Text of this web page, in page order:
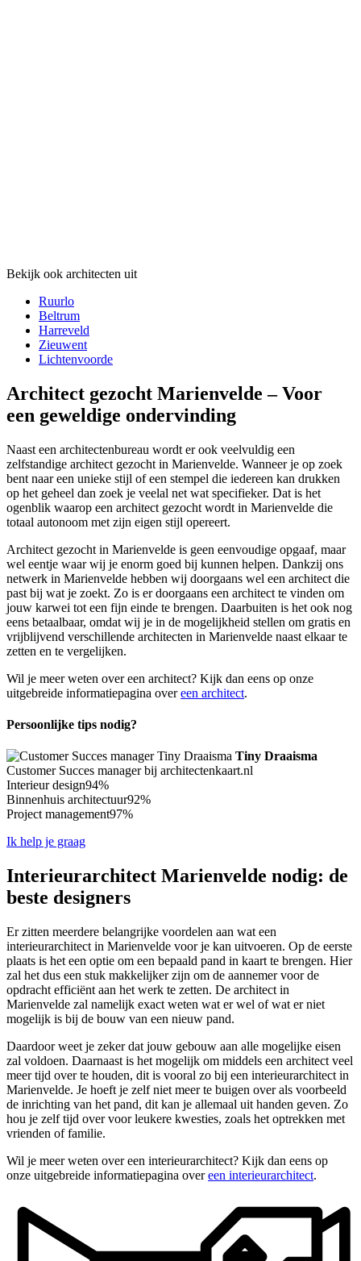
Bekijk ook architecten uit
Ruurlo
Beltrum
Harreveld
Zieuwent
Lichtenvoorde
Architect gezocht Marienvelde – Voor
een geweldige ondervinding
Naast een architectenbureau wordt er ook veelvuldig een
zelfstandige architect gezocht in Marienvelde. Wanneer je op zoek
bent naar een unieke stijl of een stempel die iedereen kan drukken
op het geheel dan zoek je veelal net wat specifieker. Dat is het
ogenblik waarop een architect gezocht wordt in Marienvelde die
totaal autonoom met zijn eigen stijl opereert.
Architect gezocht in Marienvelde is geen eenvoudige opgaaf, maar
wel eentje waar wij je enorm goed bij kunnen helpen. Dankzij ons
netwerk in Marienvelde hebben wij doorgaans wel een architect die
past bij wat je zoekt. Zo is er doorgaans een architect te vinden om
jouw karwei tot een fijn einde te brengen. Daarbuiten is het ook nog
eens betaalbaar, omdat wij je in de mogelijkheid stellen om gratis en
vrijblijvend verschillende architecten in Marienvelde naast elkaar te
zetten en te vergelijken.
Wil je meer weten over een architect? Kijk dan eens op onze
uitgebreide informatiepagina overeen architect.
Persoonlijke tips nodig?
Tiny Draaisma
Customer Succes manager bij architectenkaart.nl
Interieur design94%
Binnenhuis architectuur92%
Project management97%
Ik help je graag
Interieurarchitect Marienvelde nodig: de
beste designers
Er zitten meerdere belangrijke voordelen aan wat een
interieurarchitect in Marienvelde voor je kan uitvoeren. Op de eerste
plaats is het een optie om een bepaald pand in kaart te brengen. Hier
zal het dus een stuk makkelijker zijn om de aannemer voor de
opdracht efficiënt aan het werk te zetten. De architect in
Marienvelde zal namelijk exact weten wat er wel of wat er niet
mogelijk is bij de bouw van een nieuw pand.
Daardoor weet je zeker dat jouw gebouw aan alle mogelijke eisen
zal voldoen. Daarnaast is het mogelijk om middels een architect veel
meer tijd over te houden, dit is vooral zo bij een interieurarchitect in
Marienvelde. Je hoeft je zelf niet meer te buigen over als voorbeeld
de inrichting van het pand, dit kan je allemaal uit handen geven. Zo
hou je zelf tijd over voor leukere kwesties, zoals het optrekken met
vrienden of familie.
Wil je meer weten over een interieurarchitect? Kijk dan eens op
onze uitgebreide informatiepagina overeen interieurarchitect.